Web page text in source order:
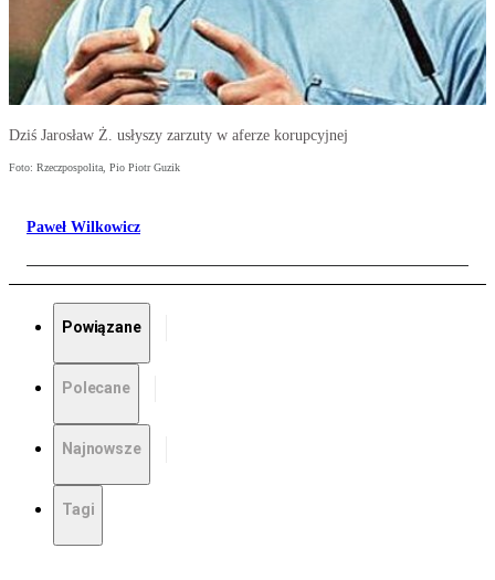
Dziś Jarosław Ż. usłyszy zarzuty w aferze korupcyjnej
Foto: Rzeczpospolita, Pio Piotr Guzik
Paweł Wilkowicz
Powiązane
Polecane
Najnowsze
Tagi